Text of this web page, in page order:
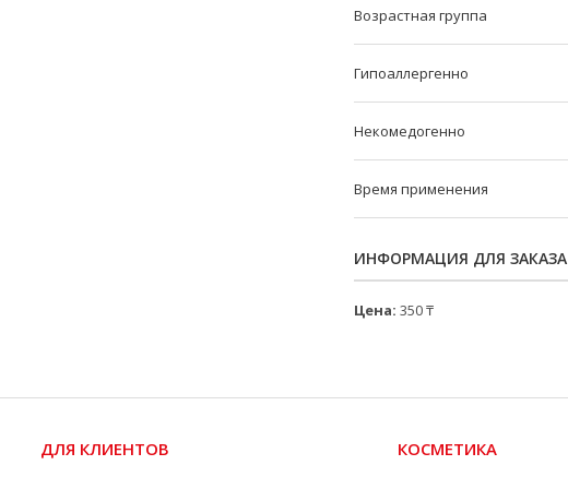
Возрастная группа
Гипоаллергенно
Некомедогенно
Время применения
ИНФОРМАЦИЯ ДЛЯ ЗАКАЗА
Цена: 350 ₸
ДЛЯ КЛИЕНТОВ КОСМЕТИКА